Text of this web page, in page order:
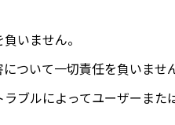
いません。
ついて一切責任を負いませ
ブルによってユーザーま